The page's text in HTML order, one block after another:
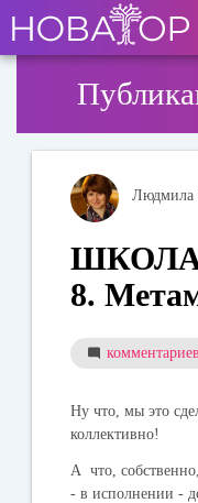
основному
содержанию
User
account
Людмила
8.
Ну что, мы это
коллективно!
A что,
- в исполнении -